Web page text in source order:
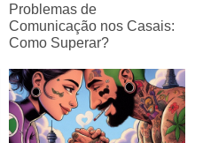
Problemas de
Comunicação nos Casais:
Como Superar?